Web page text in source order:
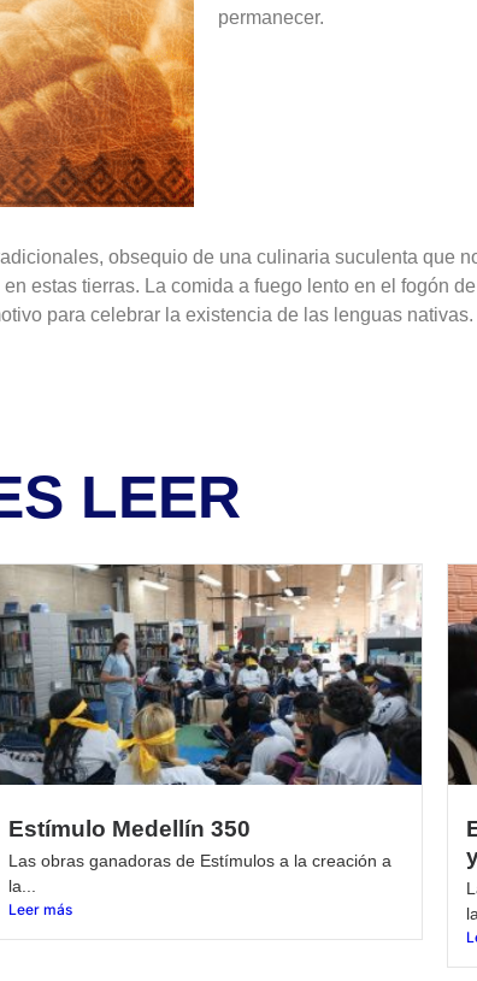
permanecer.
obsequio de una culinaria suculenta que
estas tierras. La comida a fuego lento en el fogón
para celebrar la existencia de las lenguas nativas.
LEER
Estímulo Medellín 350
Las obras ganadoras de Estímulos a la creación a
la...
Leer más